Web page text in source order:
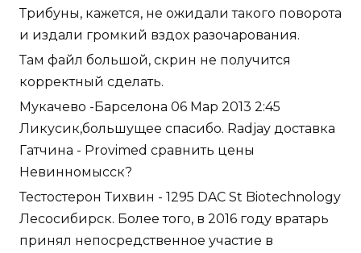
Трибуны, кажется, не ожидали такого поворота
и издали громкий вздох разочарования.
Там файл большой, скрин не получится
корректный сделать.
Мукачево -Барселона 06 Мар 2013 2:45
Ликусик,большущее спасибо. Radjay доставка
Гатчина - Provimed сравнить цены
Невинномысск?
Тестостерон Тихвин - 1295 DAC St Biotechnology
Лесосибирск. Более того, в 2016 году вратарь
принял непосредственное участие в